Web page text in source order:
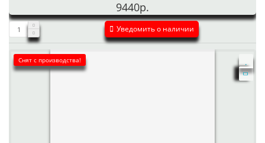
9440р.
Уведомить о наличии
Снят с производства!